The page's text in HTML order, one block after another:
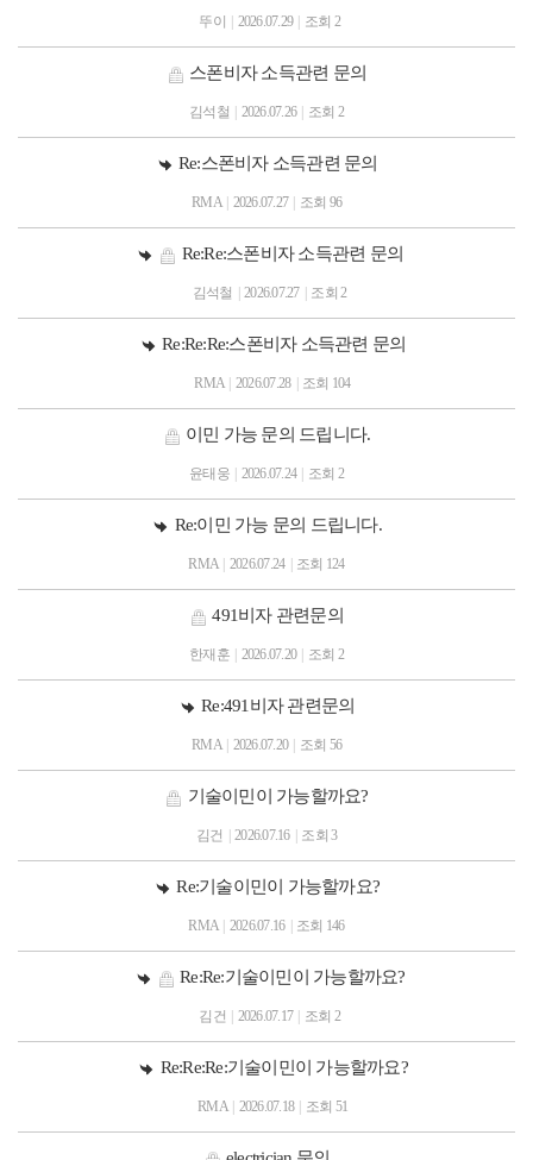
뚜이 2026.07.29 조회 2
스폰비자 소득관련 문의
김석철 2026.07.26 조회 2
Re:스폰비자 소득관련 문의
RMA 2026.07.27 조회 96
Re:Re:스폰비자 소득관련 문의
김석철 2026.07.27 조회 2
Re:Re:Re:스폰비자 소득관련 문의
RMA 2026.07.28 조회 104
이민 가능 문의 드립니다.
윤태웅 2026.07.24 조회 2
Re:이민 가능 문의 드립니다.
RMA 2026.07.24 조회 124
491비자 관련문의
한재훈 2026.07.20 조회 2
Re:491비자 관련문의
RMA 2026.07.20 조회 56
기술이민이 가능할까요?
김건 2026.07.16 조회 3
Re:기술이민이 가능할까요?
RMA 2026.07.16 조회 146
Re:Re:기술이민이 가능할까요?
김건 2026.07.17 조회 2
Re:Re:Re:기술이민이 가능할까요?
RMA 2026.07.18 조회 51